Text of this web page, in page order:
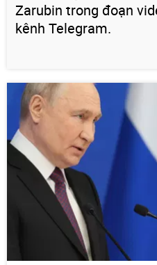
Zarubin trong đoạn
kênh Telegram.